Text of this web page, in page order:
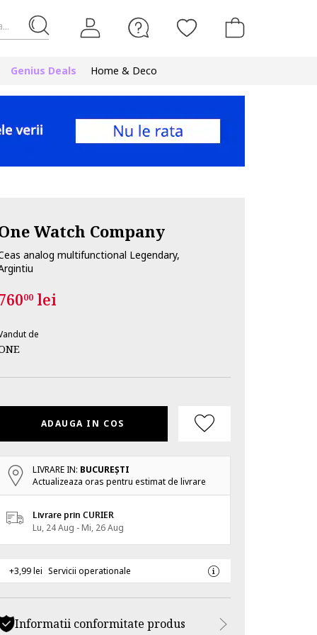
Genius Deals Home & Deco
Watch Company
analog multifunctional Legendary,
00lei
de
ADAUGA IN COS
LIVRARE IN: BUCUREŞTI
Actualizeaza oras pentru estimat de livrare
Livrare prin CURIER
Lu, 24 Aug - Mi, 26 Aug
+3,99 lei Servicii operationale
Informatii conformitate produs